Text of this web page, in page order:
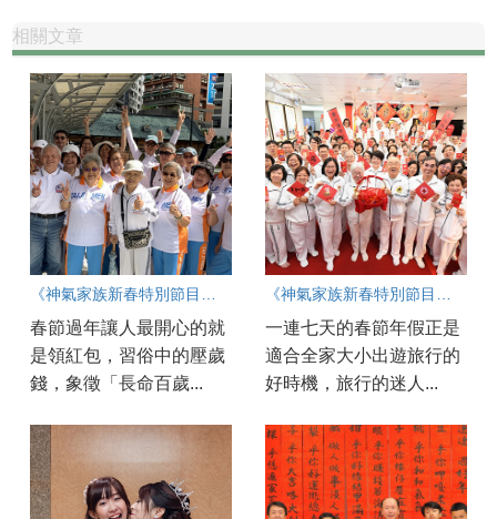
相關文章
春節過年讓人最開心的就
是領紅包，習俗中的壓歲
錢，象徵「長命百歲...
一連七天的春節年假正是
適合全家大小出遊旅行的
好時機，旅行的迷人...